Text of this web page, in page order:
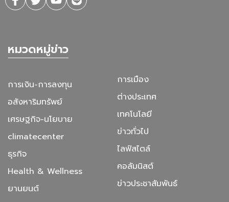
หมวดหมู่ข่าว
การเงิน-การลงทุน
อสังหาริมทรัพย์
เศรษฐกิจ-นโยบาย
climatecenter
ธุรกิจ
Health & Wellness
ยานยนต์
การเมือง
ต่างประเทศ
เทคโนโลยี
ข่าวทั่วไป
ไลฟ์สไตล์
คอลัมนิสต์
ข่าวประชาสัมพันธ์